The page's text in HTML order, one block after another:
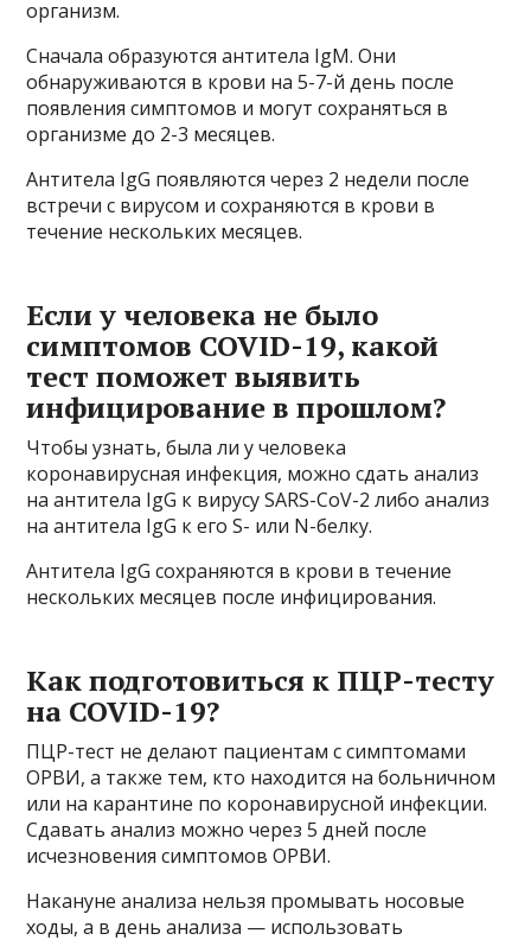
организм.
Сначала образуются антитела IgM. Они
обнаруживаются в крови на 5-7-й день после
появления симптомов и могут сохраняться в
организме до 2-3 месяцев.
Антитела IgG появляются через 2 недели после
встречи с вирусом и сохраняются в крови в
течение нескольких месяцев.
Если у человека не было
симптомов COVID-19, какой
тест поможет выявить
инфицирование в прошлом?
Чтобы узнать, была ли у человека
коронавирусная инфекция, можно сдать анализ
на антитела IgG к вирусу SARS-CoV-2 либо анализ
на антитела IgG к его S- или N-белку.
Антитела IgG сохраняются в крови в течение
нескольких месяцев после инфицирования.
Как подготовиться к ПЦР-тесту
на COVID-19?
ПЦР-тест не делают пациентам с симптомами
ОРВИ, а также тем, кто находится на больничном
или на карантине по коронавирусной инфекции.
Сдавать анализ можно через 5 дней после
исчезновения симптомов ОРВИ.
Накануне анализа нельзя промывать носовые
ходы, а в день анализа — использовать